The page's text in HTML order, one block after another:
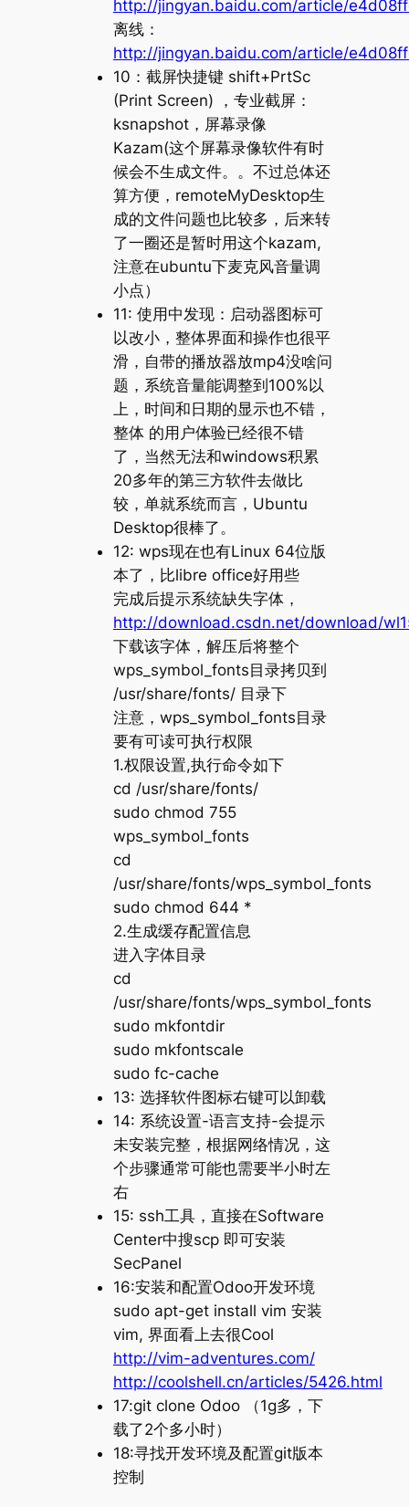
http://jingyan.baidu.com/article/
离线：
http://jingyan.baidu.com/article/
10：截屏快捷键 shift+PrtSc
(Print Screen) ，专业截屏：
ksnapshot，屏幕录像
Kazam(这个屏幕录像软件有时
候会不生成文件。。不过总体还
算方便，remoteMyDesktop生
成的文件问题也比较多，后来转
了一圈还是暂时用这个kazam,
注意在ubuntu下麦克风音量调
小点）
11: 使用中发现：启动器图标可
以改小，整体界面和操作也很平
滑，自带的播放器放mp4没啥问
题，系统音量能调整到100%以
上，时间和日期的显示也不错，
整体 的用户体验已经很不错
了，当然无法和windows积累
20多年的第三方软件去做比
较，单就系统而言，Ubuntu
Desktop很棒了。
12: wps现在也有Linux 64位版
本了，比libre office好用些
完成后提示系统缺失字体，
http://download.csdn.net/download/
下载该字体，解压后将整个
wps_symbol_fonts目录拷贝到
/usr/share/fonts/ 目录下
注意，wps_symbol_fonts目录
要有可读可执行权限
1.权限设置,执行命令如下
cd /usr/share/fonts/
sudo chmod 755
wps_symbol_fonts
cd
/usr/share/fonts/wps_symbol_fonts
sudo chmod 644 *
2.生成缓存配置信息
进入字体目录
cd
/usr/share/fonts/wps_symbol_fonts
sudo mkfontdir
sudo mkfontscale
sudo fc-cache
13: 选择软件图标右键可以卸载
14: 系统设置-语言支持-会提示
未安装完整，根据网络情况，这
个步骤通常可能也需要半小时左
右
15: ssh工具，直接在Software
Center中搜scp 即可安装
SecPanel
16:安装和配置Odoo开发环境
sudo apt-get install vim 安装
vim, 界面看上去很Cool
http://vim-adventures.com/
http://coolshell.cn/articles/5426.html
17:git clone Odoo （1g多，下
载了2个多小时）
18:寻找开发环境及配置git版本
控制